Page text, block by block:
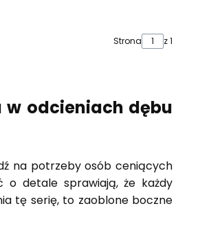
Strona z 1
w odcieniach dębu
na potrzeby osób ceniących
o detale sprawiają, że każdy
tę serię, to zaoblone boczne